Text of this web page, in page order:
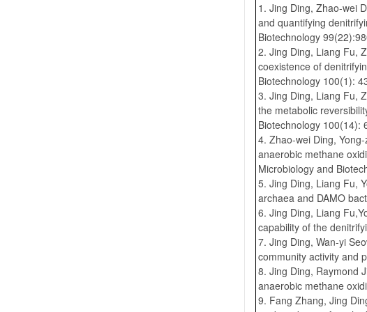
1. Jing Ding, Zhao-wei
and quantifying
Biotechnology
2. Jing Ding, Liang Fu,
coexistence of
Biotechnology 100(1):
3. Jing Ding, Liang Fu,
the metabolic
Biotechnology 100(14):
4. Zhao-wei Ding,
anaerobic methane
Microbiology and
5. Jing Ding, Liang Fu,
archaea and DAMO
6. Jing Ding, Liang
capability of the
7. Jing Ding, Wan-yi
community activity and
8. Jing Ding, Raymond
anaerobic methane
9. Fang Zhang, Jing